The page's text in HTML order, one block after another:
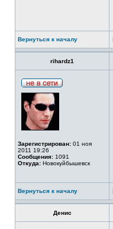
Вернуться к началу
rihardz1
Зарегистрирован: 01 ноя
2011 19:26
Сообщения: 1091
Откуда: Новокуйбышевск
Вернуться к началу
Денис